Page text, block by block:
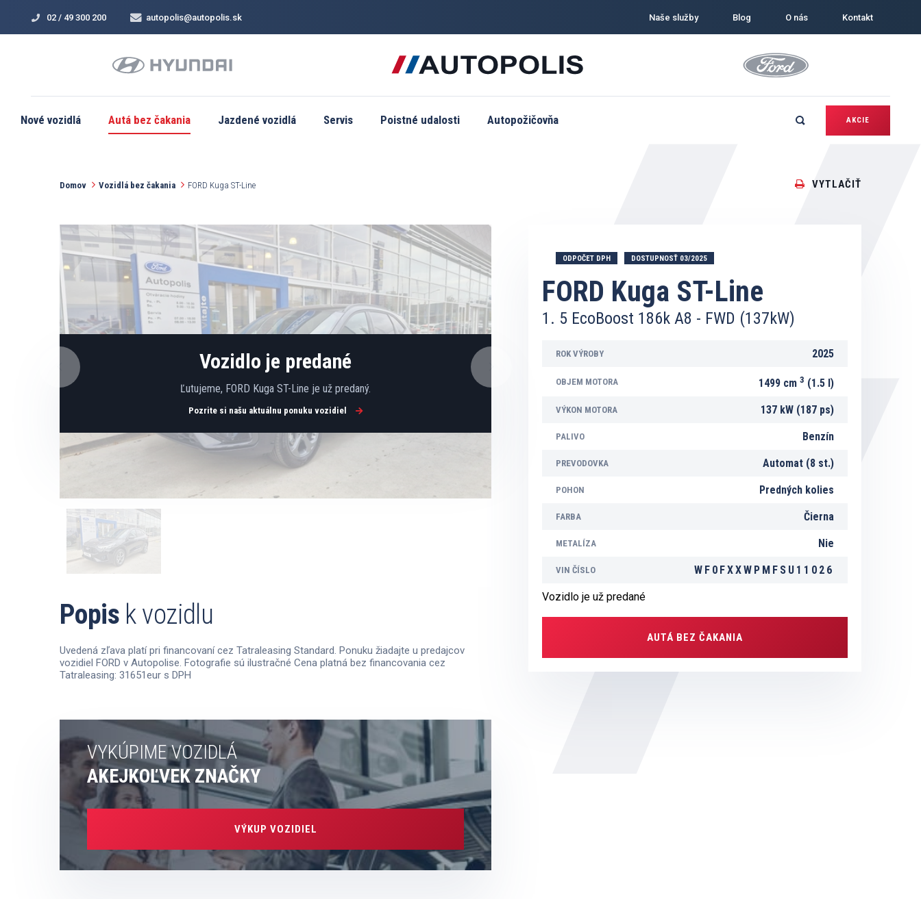
02 / 49 300 200 autopolis@autopolis.sk Naše služby Blog O nás Kontakt
Nové vozidlá Autá bez čakania Jazdené vozidlá Servis Poistné udalosti Autopožičovňa AKCIE
Domov Vozidlá bez čakania FORD Kuga ST-Line VYTLAČIŤ
Vozidlo je predané
Ľutujeme, FORD Kuga ST-Line je už predaný.
Pozrite si našu aktuálnu ponuku vozidiel
Popis k vozidlu
Uvedená zľava platí pri financovaní cez Tatraleasing Standard. Ponuku žiadajte u predajcov
vozidiel FORD v Autopolise. Fotografie sú ilustračné Cena platná bez financovania cez
Tatraleasing: 31651eur s DPH
VYKÚPIME VOZIDLÁ
AKEJKOĽVEK ZNAČKY
VÝKUP VOZIDIEL
ODPOČET DPH DOSTUPNOSŤ 03/2025
FORD Kuga ST-Line
1. 5 EcoBoost 186k A8 - FWD (137kW)
ROK VÝROBY 2025
OBJEM MOTORA 1499 cm 3 (1.5 l)
VÝKON MOTORA 137 kW (187 ps)
PALIVO Benzín
PREVODOVKA Automat (8 st.)
POHON Predných kolies
FARBA Čierna
METALÍZA Nie
VIN ČÍSLO WF0FXXWPMFSU11026
Vozidlo je už predané
AUTÁ BEZ ČAKANIA